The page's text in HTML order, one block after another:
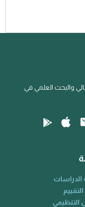
والبحث العلمي في
الدراسات
التنظيمي